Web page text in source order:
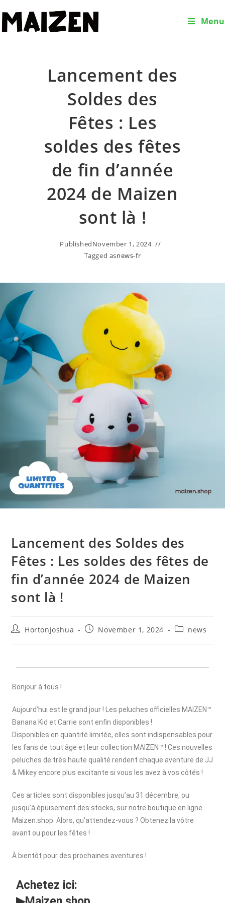
Menu
Lancement des
Soldes des
Fêtes : Les
soldes des fêtes
de fin d’année
2024 de Maizen
sont là !
PublishedNovember 1, 2024
Tagged asnews-fr
Lancement des Soldes des
Fêtes : Les soldes des fêtes de
fin d’année 2024 de Maizen
sont là !
HortonJoshua November 1, 2024 news
Bonjour à tous !
Aujourd’hui est le grand jour ! Les peluches officielles MAIZEN™
Banana Kid et Carrie sont enfin disponibles !
Disponibles en quantité limitée, elles sont indispensables pour
les fans de tout âge et leur collection MAIZEN™ ! Ces nouvelles
peluches de très haute qualité rendent chaque aventure de JJ
& Mikey encore plus excitante si vous les avez à vos côtés !
Ces articles sont disponibles jusqu’au 31 décembre, ou
jusqu’à épuisement des stocks, sur notre boutique en ligne
Maizen.shop. Alors, qu’attendez-vous ? Obtenez la vôtre
avant ou pour les fêtes !
À bientôt pour des prochaines aventures !
Achetez ici: